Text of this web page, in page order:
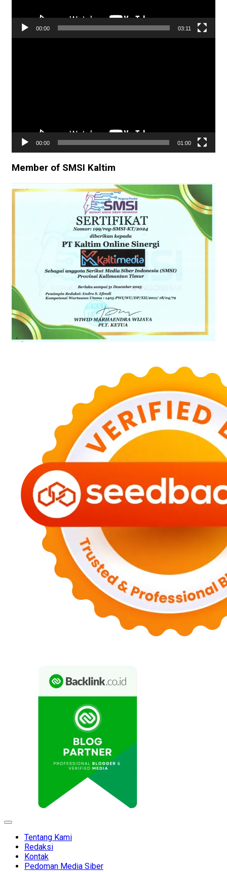
00:00 03:11
00:00 01:00
Member of SMSI Kaltim
Expand
Tentang Kami
Redaksi
Kontak
Pedoman Media Siber